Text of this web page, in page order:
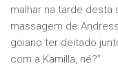
malhar na tarde desta
massagem de
goiano ter deitado
com a Kamilla, né?”.